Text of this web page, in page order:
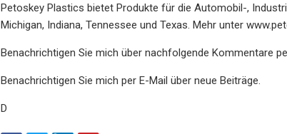
Petoskey Plastics bietet Produkte für die Automobil-,
Michigan, Indiana, Tennessee und Texas. Mehr unter
Benachrichtigen Sie mich über nachfolgende Kommentare
Benachrichtigen Sie mich per E-Mail über neue Beiträge.
D